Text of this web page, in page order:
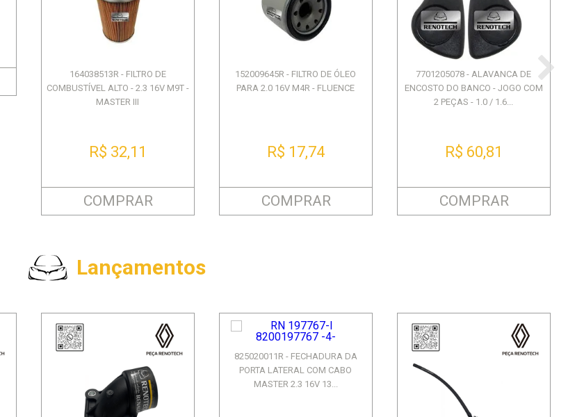
164038513R - FILTRO DE
COMBUSTÍVEL ALTO - 2.3 16V M9T -
MASTER III
R$ 32,11
COMPRAR
152009645R - FILTRO DE ÓLEO
PARA 2.0 16V M4R - FLUENCE
R$ 17,74
COMPRAR
7701205078 - ALAVANCA DE
ENCOSTO DO BANCO - JOGO COM
2 PEÇAS - 1.0 / 1.6...
R$ 60,81
COMPRAR
Lançamentos
825020011R - FECHADURA DA
PORTA LATERAL COM CABO
MASTER 2.3 16V 13...